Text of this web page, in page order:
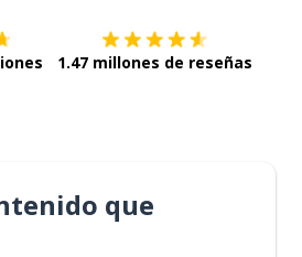
1.47 millones de reseñas
que